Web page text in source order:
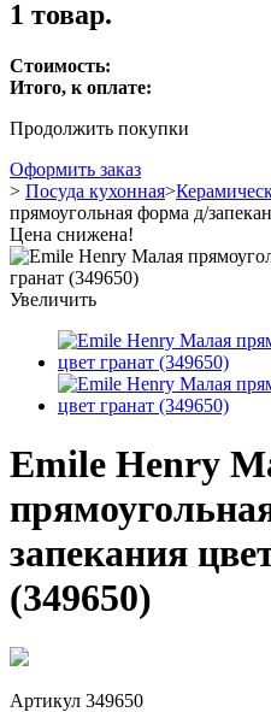
1 товар.
Стоимость:
Итого, к оплате:
Продолжить покупки
Оформить заказ
> Посуда кухонная>
прямоугольная форма д/
Цена снижена!
Увеличить
Emile Henry
запекания
(349650)
Артикул 349650